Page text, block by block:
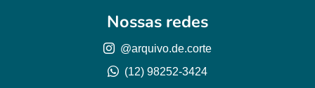
Nossas redes
@arquivo.de.corte
(12) 98252-3424